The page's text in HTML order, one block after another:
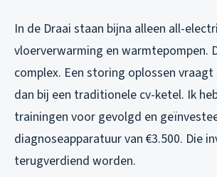
In de Draai staan bijna alleen all-
vloerverwarming en warmtepompen.
complex. Een storing oplossen vraagt
dan bij een traditionele cv-ketel. Ik
trainingen voor gevolgd en
diagnoseapparatuur van €3.500. Die
terugverdiend worden.